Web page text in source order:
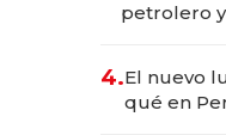
petrolero
Fénix
4.El nuevo
qué en